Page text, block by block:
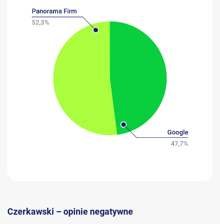
Czerkawski – opinie negatywne